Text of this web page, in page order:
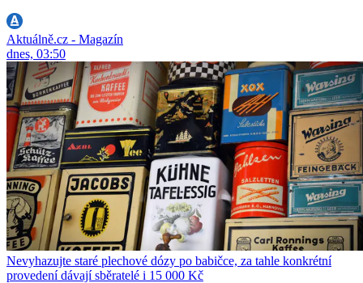
Aktuálně.cz - Magazín
dnes, 03:50
Nevyhazujte staré plechové dózy po babičce, za tahle konkrétní
provedení dávají sběratelé i 15 000 Kč